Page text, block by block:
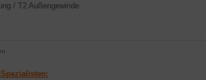
/ T2 Außengewinde